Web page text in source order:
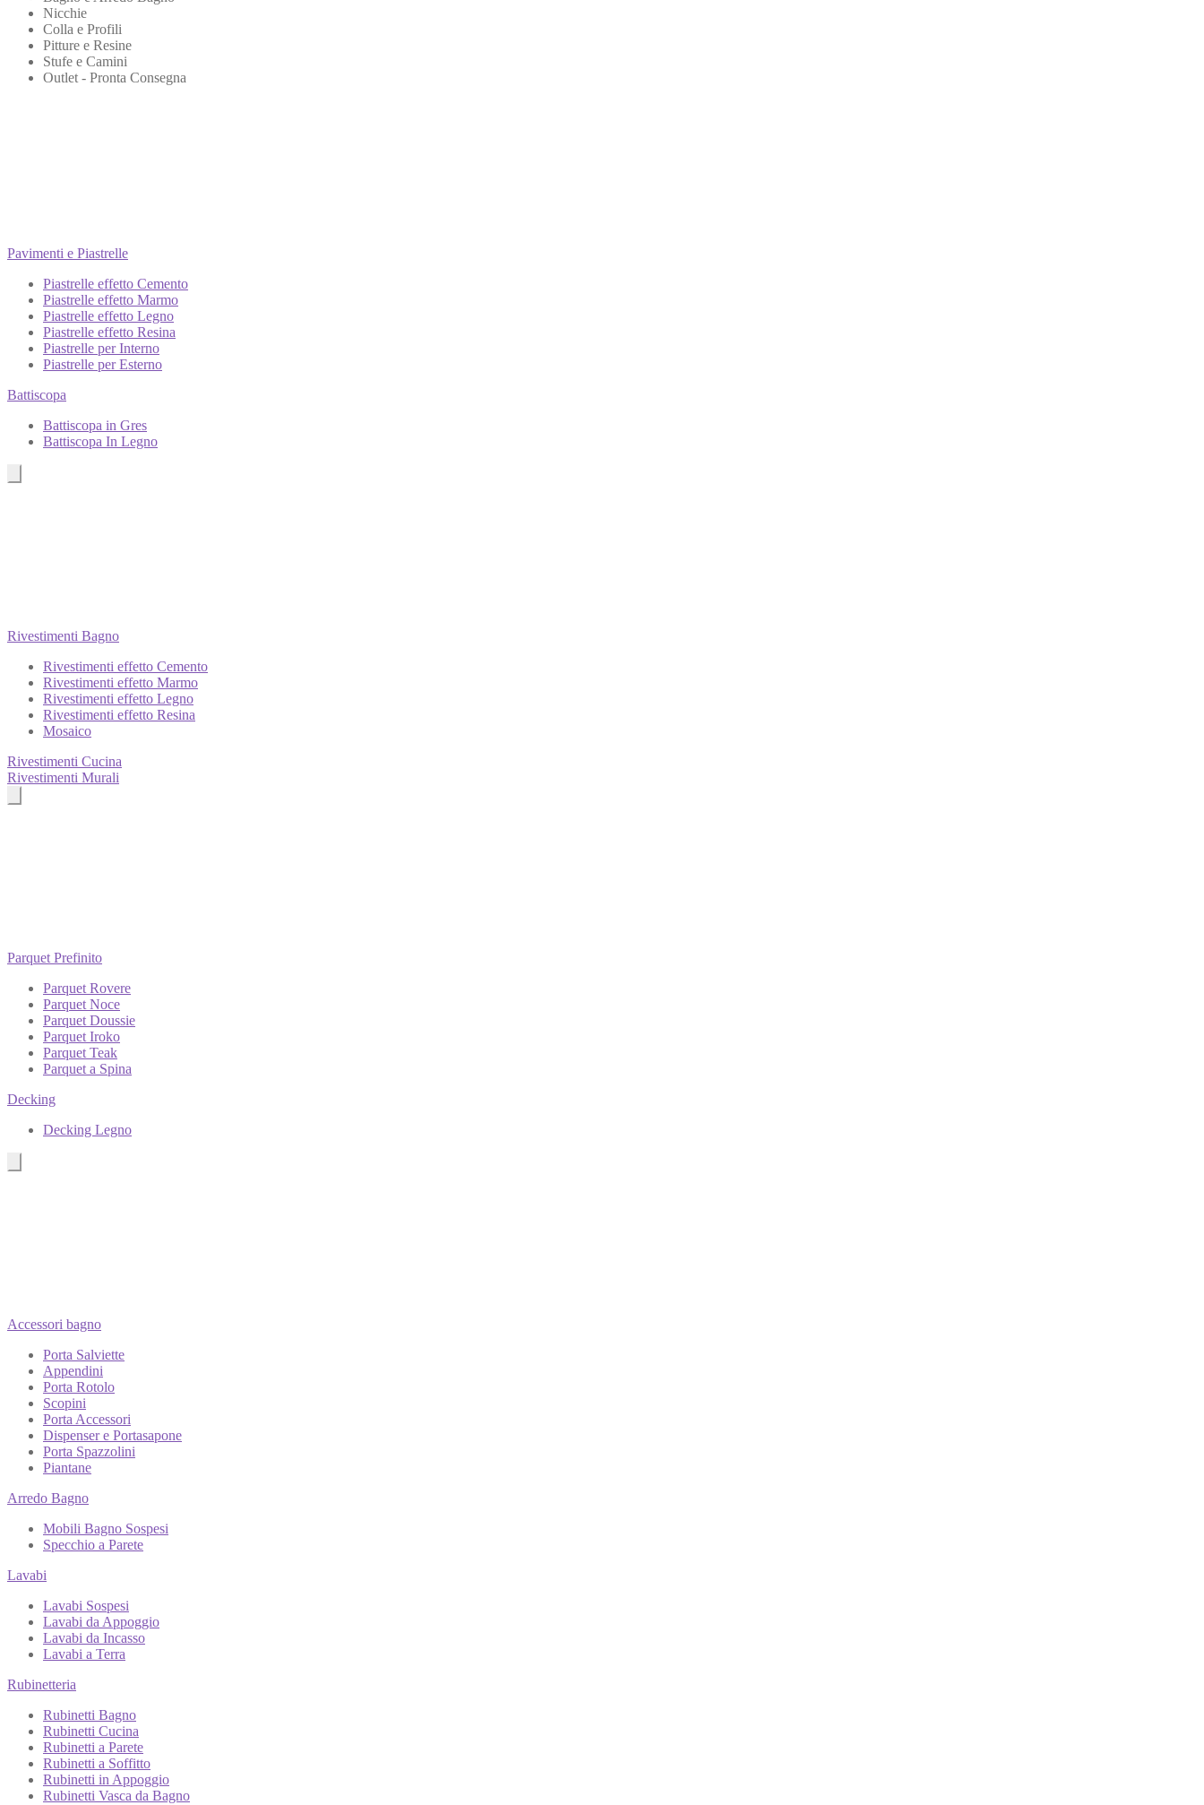
Nicchie
Colla e Profili
Pitture e Resine
Stufe e Camini
Outlet - Pronta Consegna
Pavimenti e Piastrelle
Piastrelle effetto Cemento
Piastrelle effetto Marmo
Piastrelle effetto Legno
Piastrelle effetto Resina
Piastrelle per Interno
Piastrelle per Esterno
Battiscopa
Battiscopa in Gres
Battiscopa In Legno
Rivestimenti Bagno
Rivestimenti effetto Cemento
Rivestimenti effetto Marmo
Rivestimenti effetto Legno
Rivestimenti effetto Resina
Mosaico
Rivestimenti Cucina
Rivestimenti Murali
Parquet Prefinito
Parquet Rovere
Parquet Noce
Parquet Doussie
Parquet Iroko
Parquet Teak
Parquet a Spina
Decking
Decking Legno
Accessori bagno
Porta Salviette
Appendini
Porta Rotolo
Scopini
Porta Accessori
Dispenser e Portasapone
Porta Spazzolini
Piantane
Arredo Bagno
Mobili Bagno Sospesi
Specchio a Parete
Lavabi
Lavabi Sospesi
Lavabi da Appoggio
Lavabi da Incasso
Lavabi a Terra
Rubinetteria
Rubinetti Bagno
Rubinetti Cucina
Rubinetti a Parete
Rubinetti a Soffitto
Rubinetti in Appoggio
Rubinetti Vasca da Bagno